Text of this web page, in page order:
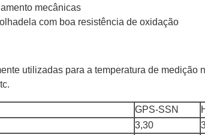
mecânicas
com boa resistência de oxidação
utilizadas para a temperatura de medição
GPS-SSN
3,30